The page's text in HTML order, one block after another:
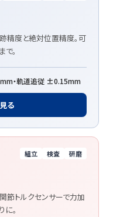
精度と絶対位置精度。可
。
・軌道追従 ±0.15mm
る
組立 検査 研磨
節トルクセンサーで力加
に。